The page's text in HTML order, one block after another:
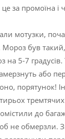
промоїна і
мотузки,
був
5-7 градусів.
або
порятунок!
до
не обмерзли.